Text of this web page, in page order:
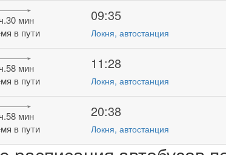
мин
в пути
09:35
Локня, автостанция
мин
в пути
11:28
Локня, автостанция
мин
в пути
20:38
Локня, автостанция